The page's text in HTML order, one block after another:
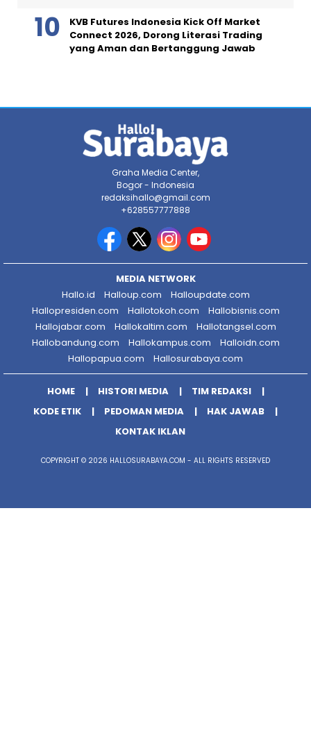
KVB Futures Indonesia Kick Off Market
Connect 2026, Dorong Literasi Trading
yang Aman dan Bertanggung Jawab
Graha Media Center,
Bogor - Indonesia
redaksihallo@gmail.com
+628557777888
MEDIA NETWORK
Hallo.id
Halloup.com
Halloupdate.com
Hallopresiden.com
Hallotokoh.com
Hallobisnis.com
Hallojabar.com
Hallokaltim.com
Hallotangsel.com
Hallobandung.com
Hallokampus.com
Halloidn.com
Hallopapua.com
Hallosurabaya.com
HOME HISTORI MEDIA
TIM REDAKSI
KODE ETIK
PEDOMAN MEDIA
HAK JAWAB
KONTAK IKLAN
COPYRIGHT © 2026 HALLOSURABAYA.COM - ALL RIGHTS RESERVED